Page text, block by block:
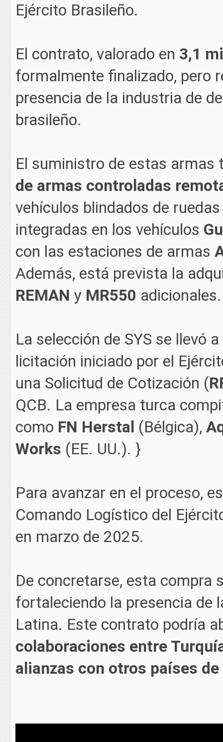
Ejército Brasileño.
El contrato, valorado en 3,1
formalmente finalizado, pero
presencia de la industria de
brasileño.
El suministro de estas
de armas controladas
vehículos blindados de
integradas en los vehículos
con las estaciones de armas
Además, está prevista la
REMAN y MR550 adicionales.
La selección de SYS se llevó
licitación iniciado por el
una Solicitud de Cotización (
QCB. La empresa turca
como FN Herstal (Bélgica),
Works (EE. UU.). }
Para avanzar en el proceso,
Comando Logístico del
en marzo de 2025.
De concretarse, esta compra
fortaleciendo la presencia de
Latina. Este contrato podría
colaboraciones entre
alianzas con otros países